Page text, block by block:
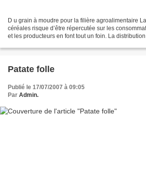
D u grain à moudre pour la filière agroalimentaire
céréales risque d’être répercutée sur les
et les producteurs en font tout un foin. La
Patate folle
Publié le 17/07/2007 à 09:05
Par Admin.